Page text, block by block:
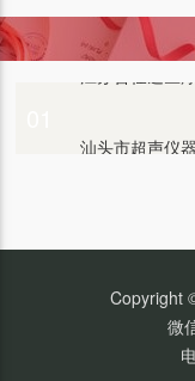
江苏普仕达医
衡水康博医疗
Copyright
微